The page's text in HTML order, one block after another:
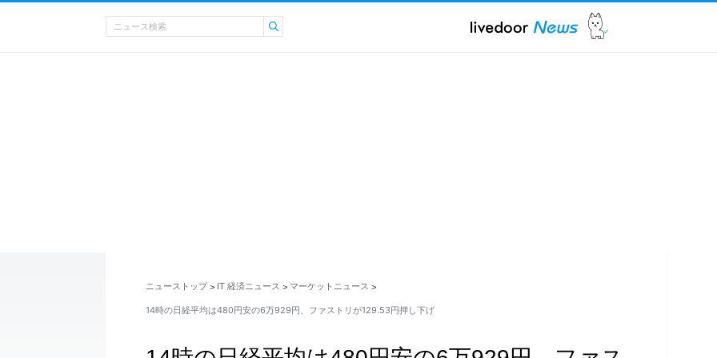
ニューストップ > IT 経済ニュース > マーケットニュース >
14時の日経平均は480円安の6万929円、ファストリが129.53円押し下げ